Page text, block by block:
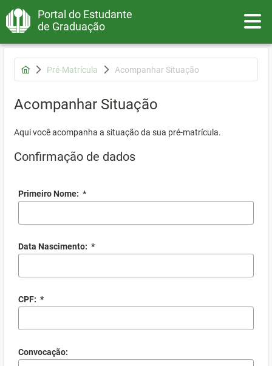
Portal do Estudante
de Graduação
Pré-Matrícula Acompanhar Situação
Acompanhar Situação
Aqui você acompanha a situação da sua pré-matrícula.
Confirmação de dados
Primeiro Nome: *
Data Nascimento: *
CPF: *
Convocação: